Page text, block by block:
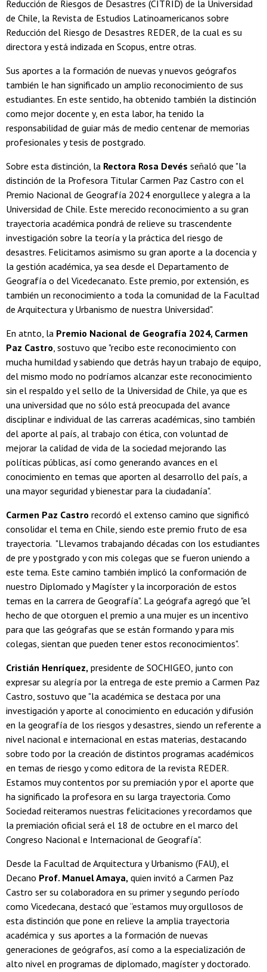
Reducción de Riesgos de Desastres (CITRID) de la Universidad
de Chile, la Revista de Estudios Latinoamericanos sobre
Reducción del Riesgo de Desastres REDER, de la cual es su
directora y está indizada en Scopus, entre otras.
Sus aportes a la formación de nuevas y nuevos geógrafos
también le han significado un amplio reconocimiento de sus
estudiantes. En este sentido, ha obtenido también la distinción
como mejor docente y, en esta labor, ha tenido la
responsabilidad de guiar más de medio centenar de memorias
profesionales y tesis de postgrado.
Sobre esta distinción, la Rectora Rosa Devés señaló que "la
distinción de la Profesora Titular Carmen Paz Castro con el
Premio Nacional de Geografía 2024 enorgullece y alegra a la
Universidad de Chile. Este merecido reconocimiento a su gran
trayectoria académica pondrá de relieve su trascendente
investigación sobre la teoría y la práctica del riesgo de
desastres. Felicitamos asimismo su gran aporte a la docencia y
la gestión académica, ya sea desde el Departamento de
Geografía o del Vicedecanato. Este premio, por extensión, es
también un reconocimiento a toda la comunidad de la Facultad
de Arquitectura y Urbanismo de nuestra Universidad".
En atnto, la Premio Nacional de Geografía 2024, Carmen
Paz Castro, sostuvo que "recibo este reconocimiento con
mucha humildad y sabiendo que detrás hay un trabajo de equipo,
del mismo modo no podríamos alcanzar este reconocimiento
sin el respaldo y el sello de la Universidad de Chile, ya que es
una universidad que no sólo está preocupada del avance
disciplinar e individual de las carreras académicas, sino también
del aporte al país, al trabajo con ética, con voluntad de
mejorar la calidad de vida de la sociedad mejorando las
políticas públicas, así como generando avances en el
conocimiento en temas que aporten al desarrollo del país, a
una mayor seguridad y bienestar para la ciudadanía".
Carmen Paz Castro recordó el extenso camino que significó
consolidar el tema en Chile, siendo este premio fruto de esa
trayectoria. "Llevamos trabajando décadas con los estudiantes
de pre y postgrado y con mis colegas que se fueron uniendo a
este tema. Este camino también implicó la conformación de
nuestro Diplomado y Magíster y la incorporación de estos
temas en la carrera de Geografía". La geógrafa agregó que "el
hecho de que otorguen el premio a una mujer es un incentivo
para que las geógrafas que se están formando y para mis
colegas, sientan que pueden tener estos reconocimientos".
Cristián Henríquez, presidente de SOCHIGEO, junto con
expresar su alegría por la entrega de este premio a Carmen Paz
Castro, sostuvo que "la académica se destaca por una
investigación y aporte al conocimiento en educación y difusión
en la geografía de los riesgos y desastres, siendo un referente a
nivel nacional e internacional en estas materias, destacando
sobre todo por la creación de distintos programas académicos
en temas de riesgo y como editora de la revista REDER.
Estamos muy contentos por su premiación y por el aporte que
ha significado la profesora en su larga trayectoria. Como
Sociedad reiteramos nuestras felicitaciones y recordamos que
la premiación oficial será el 18 de octubre en el marco del
Congreso Nacional e Internacional de Geografía".
Desde la Facultad de Arquitectura y Urbanismo (FAU), el
Decano Prof. Manuel Amaya, quien invitó a Carmen Paz
Castro ser su colaboradora en su primer y segundo período
como Vicedecana, destacó que “estamos muy orgullosos de
esta distinción que pone en relieve la amplia trayectoria
académica y sus aportes a la formación de nuevas
generaciones de geógrafos, así como a la especialización de
alto nivel en programas de diplomado, magíster y doctorado.